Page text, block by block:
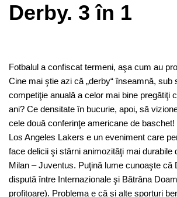
Derby. 3 în 1
Fotbalul a confiscat termeni, aşa cum au
Cine mai ştie azi că „derby“ înseamnă, sub
competiţie anuală a celor mai bine pregătiţi
ani? Ce densitate în bucurie, apoi, să
cele două conferinţe americane de
Los Angeles Lakers e un eveniment care
face delicii şi stârni animozităţi mai durabile
Milan – Juventus. Puţină lume cunoaşte că
dispută între Internazionale şi Bătrâna
profitoare). Problema e că şi alte sporturi